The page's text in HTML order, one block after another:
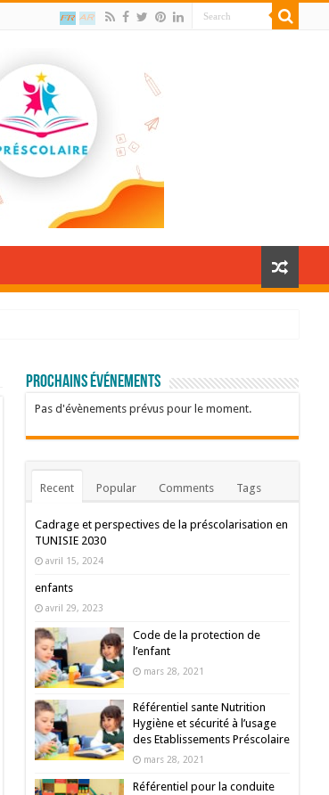
Prochains événements
Pas d'évènements prévus pour le moment.
Recent Popular Comments Tags
Cadrage et perspectives de la préscolarisation en
TUNISIE 2030
avril 15, 2024
enfants
avril 29, 2023
Code de la protection de
l’enfant
mars 28, 2021
Référentiel sante Nutrition
Hygiène et sécurité à l’usage
des Etablissements Préscolaire
mars 28, 2021
Référentiel pour la conduite